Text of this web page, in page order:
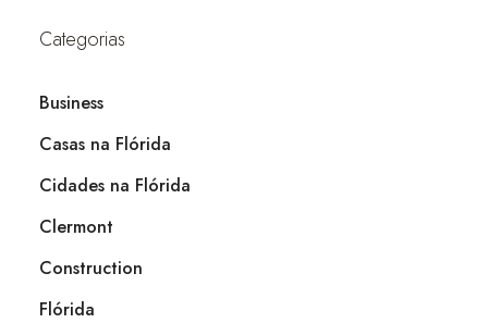
Categorias
Business
Casas na Flórida
Cidades na Flórida
Clermont
Construction
Flórida